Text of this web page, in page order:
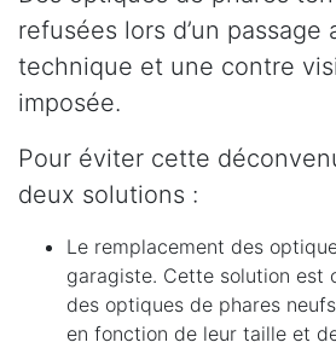
refusées lors d’un passage
technique et une contre
imposée.
Pour éviter cette
deux solutions :
Le remplacement des
garagiste. Cette solution est
des optiques de phares
en fonction de leur taille et